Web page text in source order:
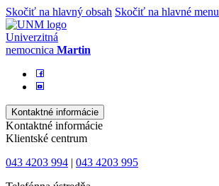
Skočiť na hlavný obsah Skočiť na hlavné menu
Univerzitná
nemocnica Martin
Kontaktné informácie
Kontaktné informácie
Klientské centrum
043 4203 994 | 043 4203 995